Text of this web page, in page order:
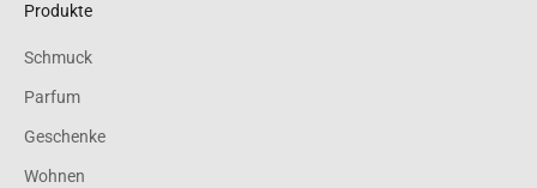
Produkte
Schmuck
Parfum
Geschenke
Wohnen